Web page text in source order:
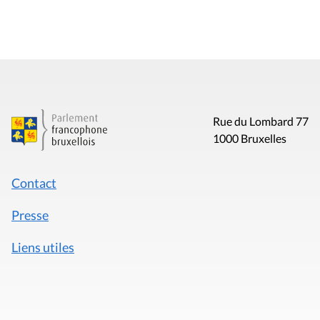
Rue du Lombard 77
1000 Bruxelles
Contact
Presse
Liens utiles